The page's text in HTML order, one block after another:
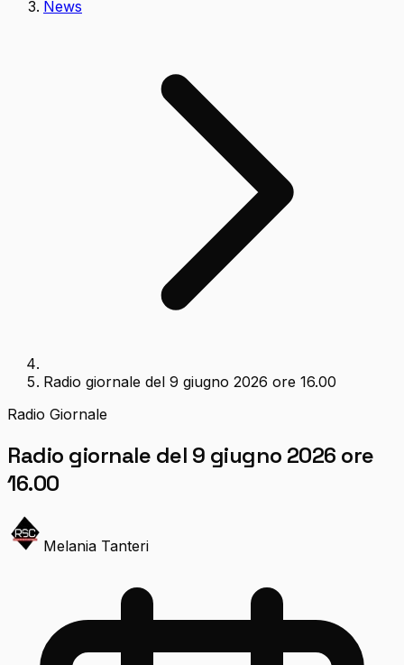
News
Radio giornale del 9 giugno 2026 ore 16.00
Radio Giornale
Radio giornale del 9 giugno 2026 ore
16.00
Melania Tanteri